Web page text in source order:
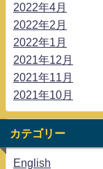
2022年4月
2022年2月
2022年1月
2021年12月
2021年11月
2021年10月
カテゴリー
English